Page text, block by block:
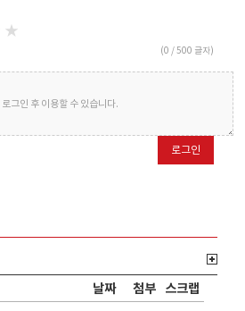
★
(0 / 500 글자)
로그인 후 이용할 수 있습니다.
로그인
날짜 첨부 스크랩